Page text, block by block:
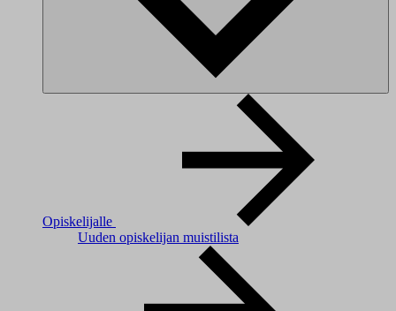
Opiskelijalle
Uuden opiskelijan muistilista